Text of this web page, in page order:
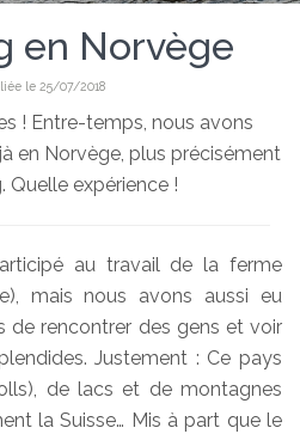
en Norvège
le 25/07/2018
! Entre-temps, nous avons
en Norvège, plus précisément
Quelle expérience !
au travail de la ferme
mais nous avons aussi eu
de rencontrer des gens et voir
Justement : Ce pays
de lacs et de montagnes
la Suisse… Mis à part que le